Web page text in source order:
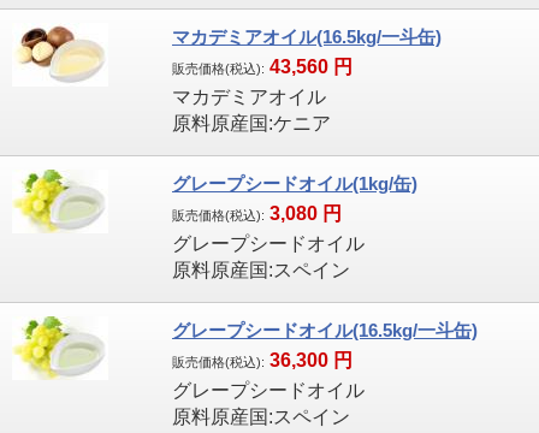
マカデミアオイル(16.5kg/一斗缶)
販売価格(税込): 43,560 円
マカデミアオイル
原料原産国:ケニア
グレープシードオイル(1kg/缶)
販売価格(税込): 3,080 円
グレープシードオイル
原料原産国:スペイン
グレープシードオイル(16.5kg/一斗缶)
販売価格(税込): 36,300 円
グレープシードオイル
原料原産国:スペイン